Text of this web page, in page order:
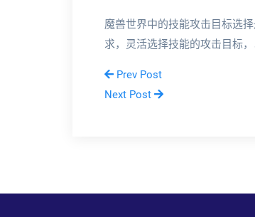
魔兽世界中的技能攻击目标选
求，灵活选择技能的攻击目标
Prev Post
Next Post